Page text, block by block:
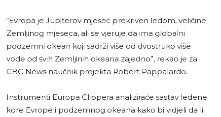
“Evropa je Jupiterov mjesec prekriven ledom, veličine
Zemljinog mjeseca, ali se vjeruje da ima globalni
podzemni okean koji sadrži više od dvostruko više
vode od svih Zemljinih okeana zajedno”, rekao je za
CBC News naučnik projekta Robert Pappalardo.
Instrumenti Europa Clippera analiziraće sastav ledene
kore Evrope i podzemnog okeana kako bi vidjeli da li